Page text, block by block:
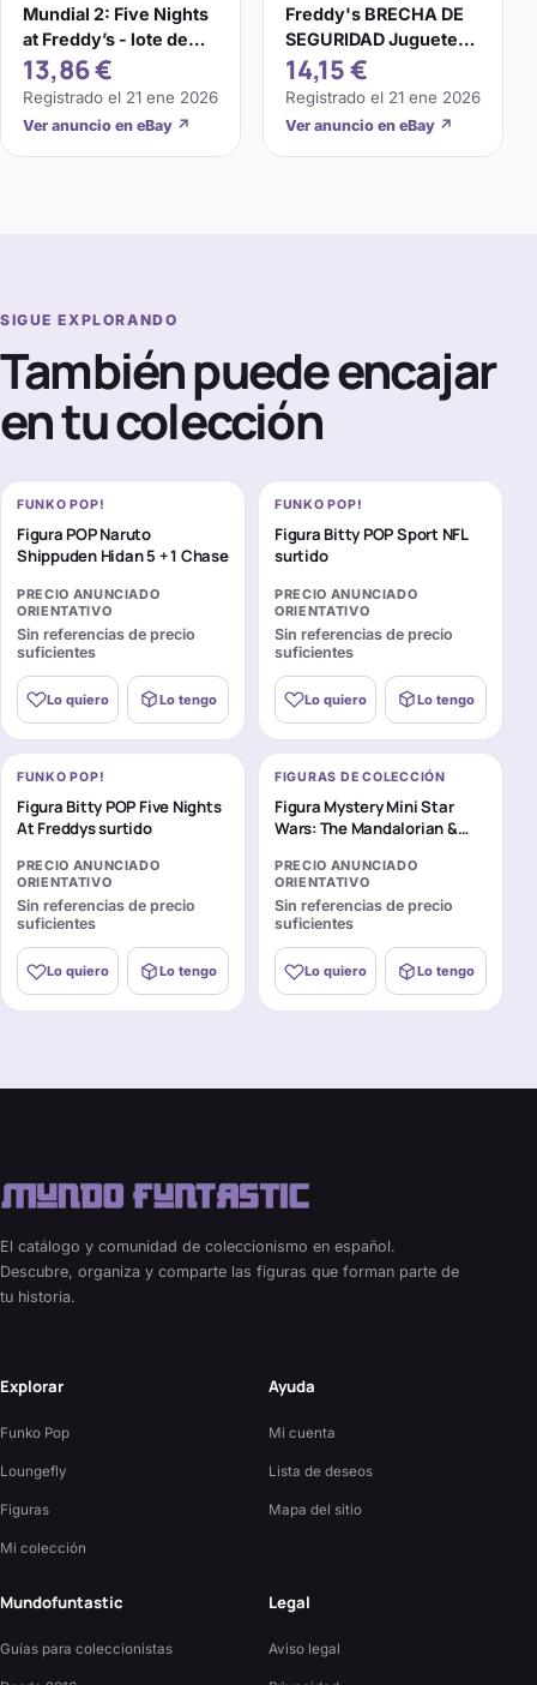
Mundial 2: Five Nights
at Freddy’s - lote de
trabajo - 4 figuras
13,86 €
Registrado el 21 ene 2026
Ver anuncio en eBay ↗
Freddy's BRECHA DE
SEGURIDAD Juguete
de Peluche Muñeca
Juguete Adulto Niños
14,15 €
Registrado el 21 ene 2026
Ver anuncio en eBay ↗
SIGUE EXPLORANDO
También puede encajar
en tu colección
FUNKO POP!
Figura POP Naruto
Shippuden Hidan 5 + 1 Chase
PRECIO ANUNCIADO
ORIENTATIVO
Sin referencias de precio
suficientes
Lo quiero Lo tengo
FUNKO POP!
Figura Bitty POP Sport NFL
surtido
PRECIO ANUNCIADO
ORIENTATIVO
Sin referencias de precio
suficientes
Lo quiero Lo tengo
FUNKO POP!
Figura Bitty POP Five Nights
At Freddys surtido
PRECIO ANUNCIADO
ORIENTATIVO
Sin referencias de precio
suficientes
Lo quiero Lo tengo
FIGURAS DE COLECCIÓN
Figura Mystery Mini Star
Wars: The Mandalorian &
PRECIO ANUNCIADO
ORIENTATIVO
Sin referencias de precio
suficientes
Lo quiero Lo tengo
El catálogo y comunidad de coleccionismo en español.
Descubre, organiza y comparte las figuras que forman parte de
tu historia.
Explorar
Funko Pop
Loungefly
Figuras
Mi colección
Ayuda
Mi cuenta
Lista de deseos
Mapa del sitio
Mundofuntastic
Guías para coleccionistas
Legal
Aviso legal